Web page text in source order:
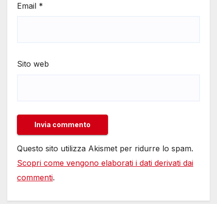
Email *
Sito web
Questo sito utilizza Akismet per ridurre lo spam.
Scopri come vengono elaborati i dati derivati dai
commenti.